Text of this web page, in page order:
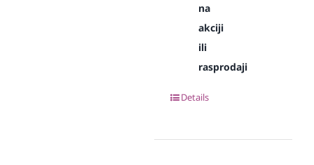
na
akciji
ili
rasprodaji
Details